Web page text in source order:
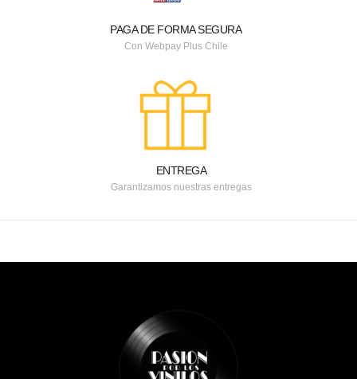
PAGA DE FORMA SEGURA
Con Webpay Plus Chile
ENTREGA
Garantizamos nuestras entregas